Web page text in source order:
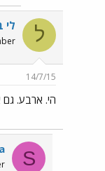
ל לי
14/7/15
הי. ארבע. גם
S